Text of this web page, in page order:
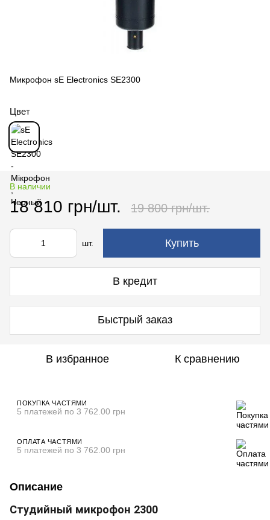
Микрофон sE Electronics SE2300
Цвет
В наличии
18 810 грн/шт. 19 800 грн/шт.
шт. Купить
В кредит
Быстрый заказ
В избранное К сравнению
ПОКУПКА ЧАСТЯМИ
5 платежей по 3 762.00 грн
ОПЛАТА ЧАСТЯМИ
5 платежей по 3 762.00 грн
Описание
Студийный микрофон 2300